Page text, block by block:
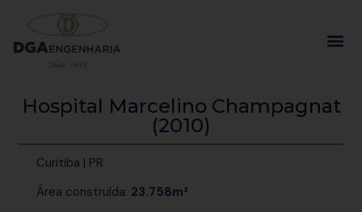
Hospital Marcelino Champagnat
(2010)
Curitiba | PR
Área construída: 23.758m²